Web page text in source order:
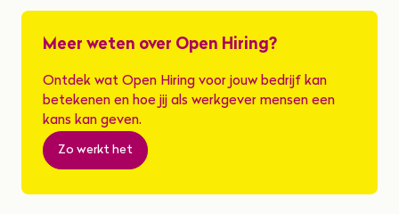
Meer weten over Open Hiring?
Ontdek wat Open Hiring voor jouw bedrijf kan
betekenen en hoe jij als werkgever mensen een
kans kan geven.
Zo werkt het